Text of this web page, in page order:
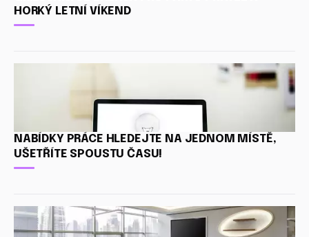
HORKÝ LETNÍ VÍKEND
NABÍDKY PRÁCE HLEDEJTE NA JEDNOM MÍSTĚ,
UŠETŘÍTE SPOUSTU ČASU!